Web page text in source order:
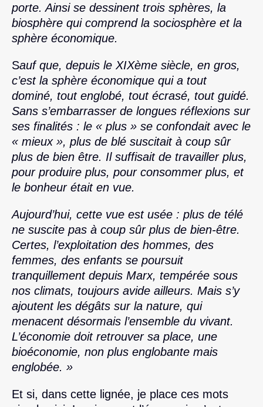
porte. Ainsi se dessinent trois sphères, la
biosphère qui comprend la sociosphère et la
sphère économique.
Sauf que, depuis le XIXème siècle, en gros,
c’est la sphère économique qui a tout
dominé, tout englobé, tout écrasé, tout guidé.
Sans s’embarrasser de longues réflexions sur
ses finalités : le « plus » se confondait avec le
« mieux », plus de blé suscitait à coup sûr
plus de bien être. Il suffisait de travailler plus,
pour produire plus, pour consommer plus, et
le bonheur était en vue.
Aujourd’hui, cette vue est usée : plus de télé
ne suscite pas à coup sûr plus de bien-être.
Certes, l’exploitation des hommes, des
femmes, des enfants se poursuit
tranquillement depuis Marx, tempérée sous
nos climats, toujours avide ailleurs. Mais s’y
ajoutent les dégâts sur la nature, qui
menacent désormais l’ensemble du vivant.
L’économie doit retrouver sa place, une
bioéconomie, non plus englobante mais
englobée. »
Et si, dans cette lignée, je place ces mots